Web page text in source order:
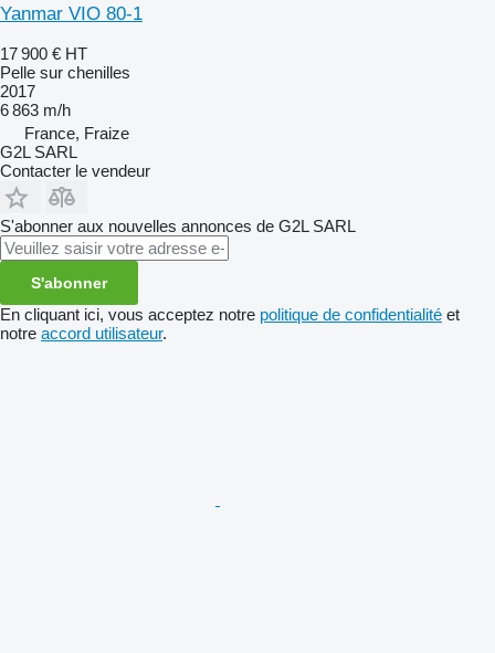
Yanmar VIO 80-1
17 900 € HT
Pelle sur chenilles
2017
6 863 m/h
France, Fraize
G2L SARL
Contacter le vendeur
S'abonner aux nouvelles annonces de G2L SARL
S'abonner
En cliquant ici, vous acceptez notre politique de confidentialité et
notre accord utilisateur.